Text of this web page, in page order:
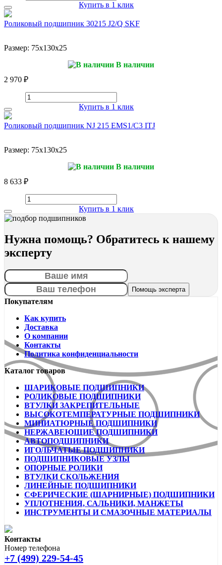
Купить в 1 клик
Роликовый подшипник 30215 J2/Q SKF
Размер: 75x130x25
В наличии
2 970 ₽
Купить в 1 клик
Роликовый подшипник NJ 215 EMS1/C3 ITJ
Размер: 75x130x25
В наличии
8 633 ₽
Купить в 1 клик
Нужна помощь? Обратитесь к нашему
эксперту
Покупателям
Как купить
Доставка
О компании
Контакты
Политика конфиденциальности
Каталог товаров
ШАРИКОВЫЕ ПОДШИПНИКИ
РОЛИКОВЫЕ ПОДШИПНИКИ
ВТУЛКИ ЗАКРЕПИТЕЛЬНЫЕ
ВЫСОКОТЕМПЕРАТУРНЫЕ ПОДШИПНИКИ
МИНИАТЮРНЫЕ ПОДШИПНИКИ
НЕРЖАВЕЮЩИЕ ПОДШИПНИКИ
АВТОПОДШИПНИКИ
ИГОЛЬЧАТЫЕ ПОДШИПНИКИ
ПОДШИПНИКОВЫЕ УЗЛЫ
ОПОРНЫЕ РОЛИКИ
ВТУЛКИ СКОЛЬЖЕНИЯ
ЛИНЕЙНЫЕ ПОДШИПНИКИ
СФЕРИЧЕСКИЕ (ШАРНИРНЫЕ) ПОДШИПНИКИ
УПЛОТНЕНИЯ, САЛЬНИКИ, МАНЖЕТЫ
ИНСТРУМЕНТЫ И СМАЗОЧНЫЕ МАТЕРИАЛЫ
Контакты
Номер телефона
+7 (499) 229-54-45